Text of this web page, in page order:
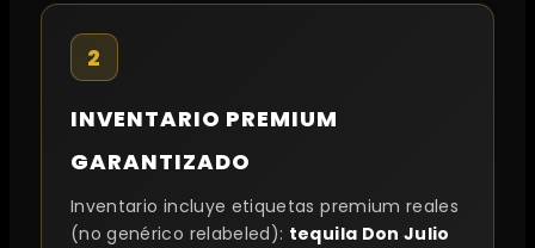
2
INVENTARIO PREMIUM
GARANTIZADO
Inventario incluye etiquetas premium reales
(no genérico relabeled): tequila Don Julio